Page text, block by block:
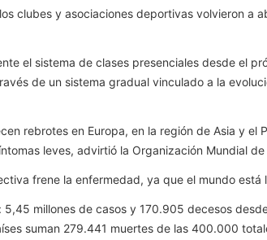
clubes y asociaciones deportivas volvieron a
el sistema de clases presenciales desde el
de un sistema gradual vinculado a la
rebrotes en Europa, en la región de Asia y el
leves, advirtió la Organización Mundial de
frene la enfermedad, ya que el mundo
millones de casos y 170.905 decesos
suman 279.441 muertes de las 400.000